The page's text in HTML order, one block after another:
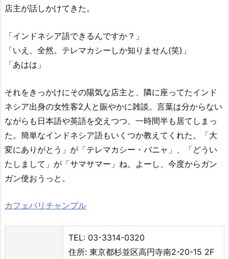
店主が話しかけてきた。
「インドネシア語できるんですか？」
「いえ、全然。テレマカシーしか知りません(笑)」
「あはは」
それをきっかけにその陽気な店主と、隣に座ってたインド
ネシア出身の女性客2人と賑やかに雑談。言葉は分からない
ながらも日本語や英語を交えつつ、一時間半も居てしまっ
た。簡単なインドネシア語もいくつか教えてくれた。「大
変にありがとう」が「テレマカシー・バニャ」、「どうい
たしまして」が「サマサマー」ね。よーし、今度からガン
ガン使おうっと。
カフェバリチャンプル
TEL: 03-3314-0320
住所: 東京都杉並区高円寺南2-20-15 2F